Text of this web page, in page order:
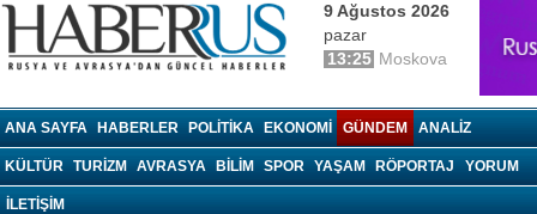
9 Ağustos 2026
pazar
13:25 Moskova
ANA SAYFA HABERLER POLITIKA EKONOMI GÜNDEM ANALIZ
KÜLTÜR TURIZM AVRASYA BILIM SPOR YAŞAM RÖPORTAJ YORUM
İLETİŞİM